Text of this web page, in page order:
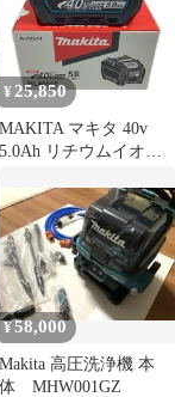
¥ 25,850
MAKITA マキタ 40v
5.0Ah リチウムイオン
マークあり (６)
BL4050F ブラック
¥58,000
Makita 高圧洗浄機 本
体 MHW001GZ